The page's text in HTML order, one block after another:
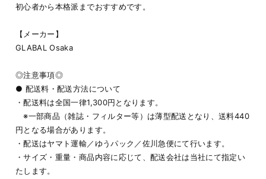
初心者から本格派までおすすめです。
【メーカー】
GLABAL Osaka
◎注意事項◎
● 配送料・配送方法について
・配送料は全国一律1,300円となります。
※一部商品（雑誌・フィルター等）は薄型配送となり、送料440
円となる場合があります。
・配送はヤマト運輸／ゆうパック／佐川急便にて行います。
・サイズ・重量・商品内容に応じて、配送会社は当社にて指定い
たします。